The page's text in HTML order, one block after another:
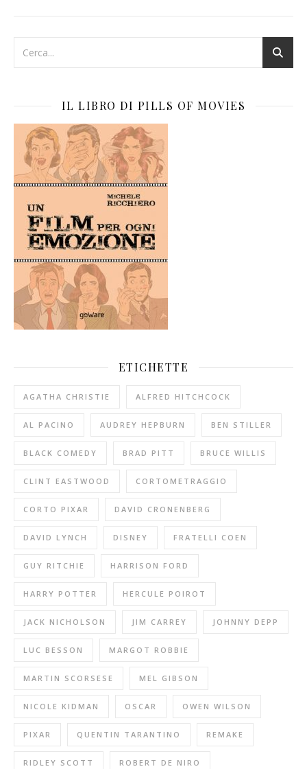
IL LIBRO DI PILLS OF MOVIES
ETICHETTE
AGATHA CHRISTIE ALFRED HITCHCOCK
AL PACINO AUDREY HEPBURN BEN STILLER
BLACK COMEDY BRAD PITT BRUCE WILLIS
CLINT EASTWOOD CORTOMETRAGGIO
CORTO PIXAR DAVID CRONENBERG
DAVID LYNCH DISNEY FRATELLI COEN
GUY RITCHIE HARRISON FORD
HARRY POTTER HERCULE POIROT
JACK NICHOLSON JIM CARREY JOHNNY DEPP
LUC BESSON MARGOT ROBBIE
MARTIN SCORSESE MEL GIBSON
NICOLE KIDMAN OSCAR OWEN WILSON
PIXAR QUENTIN TARANTINO REMAKE
RIDLEY SCOTT ROBERT DE NIRO